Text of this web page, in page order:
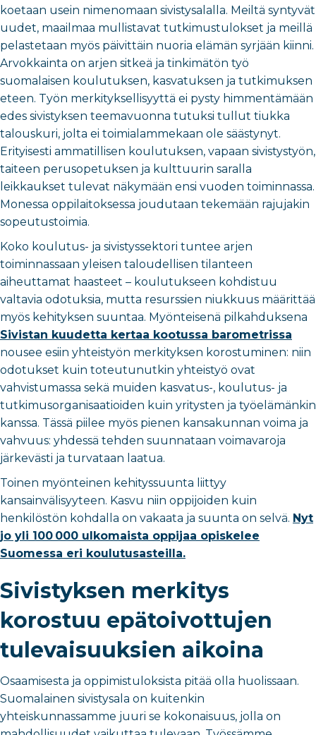
koetaan usein nimenomaan sivistysalalla. Meiltä syntyvät
uudet, maailmaa mullistavat tutkimustulokset ja meillä
pelastetaan myös päivittäin nuoria elämän syrjään kiinni.
Arvokkainta on arjen sitkeä ja tinkimätön työ
suomalaisen koulutuksen, kasvatuksen ja tutkimuksen
eteen. Työn merkityksellisyyttä ei pysty himmentämään
edes sivistyksen teemavuonna tutuksi tullut tiukka
talouskuri, jolta ei toimialammekaan ole säästynyt.
Erityisesti ammatillisen koulutuksen, vapaan sivistystyön,
taiteen perusopetuksen ja kulttuurin saralla
leikkaukset tulevat näkymään ensi vuoden toiminnassa.
Monessa oppilaitoksessa joudutaan tekemään rajujakin
sopeutustoimia.
Koko koulutus- ja sivistyssektori tuntee arjen
toiminnassaan yleisen taloudellisen tilanteen
aiheuttamat haasteet – koulutukseen kohdistuu
valtavia odotuksia, mutta resurssien niukkuus määrittää
myös kehityksen suuntaa. Myönteisenä pilkahduksena
Sivistan kuudetta kertaa kootussa barometrissa
nousee esiin yhteistyön merkityksen korostuminen: niin
odotukset kuin toteutunutkin yhteistyö ovat
vahvistumassa sekä muiden kasvatus-, koulutus- ja
tutkimusorganisaatioiden kuin yritysten ja työelämänkin
kanssa. Tässä piilee myös pienen kansakunnan voima ja
vahvuus: yhdessä tehden suunnataan voimavaroja
järkevästi ja turvataan laatua.
Toinen myönteinen kehityssuunta liittyy
kansainvälisyyteen. Kasvu niin oppijoiden kuin
henkilöstön kohdalla on vakaata ja suunta on selvä. Nyt
jo yli 100 000 ulkomaista oppijaa opiskelee
Suomessa eri koulutusasteilla.
Sivistyksen merkitys
korostuu epätoivottujen
tulevaisuuksien aikoina
Osaamisesta ja oppimistuloksista pitää olla huolissaan.
Suomalainen sivistysala on kuitenkin
yhteiskunnassamme juuri se kokonaisuus, jolla on